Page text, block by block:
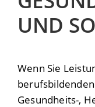
UND
Wenn Sie
Gesundheits-,